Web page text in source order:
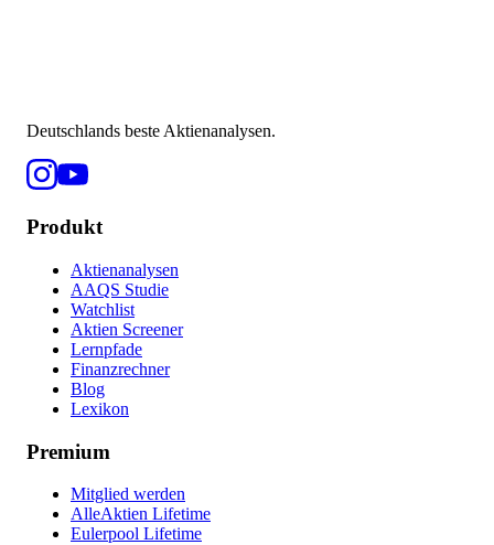
Deutschlands beste Aktienanalysen.
Produkt
Aktienanalysen
AAQS Studie
Watchlist
Aktien Screener
Lernpfade
Finanzrechner
Blog
Lexikon
Premium
Mitglied werden
AlleAktien Lifetime
Eulerpool Lifetime